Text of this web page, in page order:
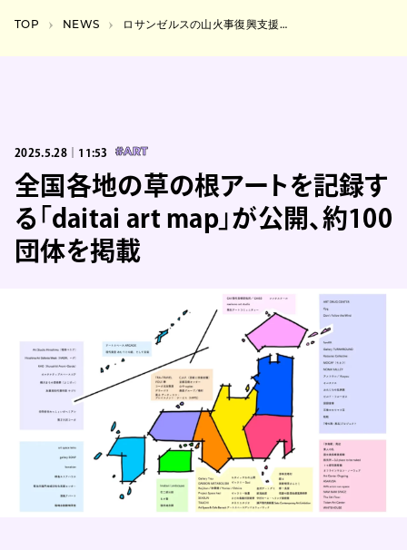
TOP NEWS ロサンゼルスの山火事復興支援コンピがリリース、優河や王睘 土竟ら38組参加
2025.5.28｜11:53 #ART
全国各地の草の根アートを記録す
る「daitai art map」が公開、約100
団体を掲載